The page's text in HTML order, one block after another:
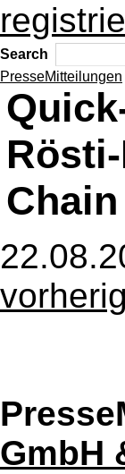
Search
PresseMitteilungen
GmbH